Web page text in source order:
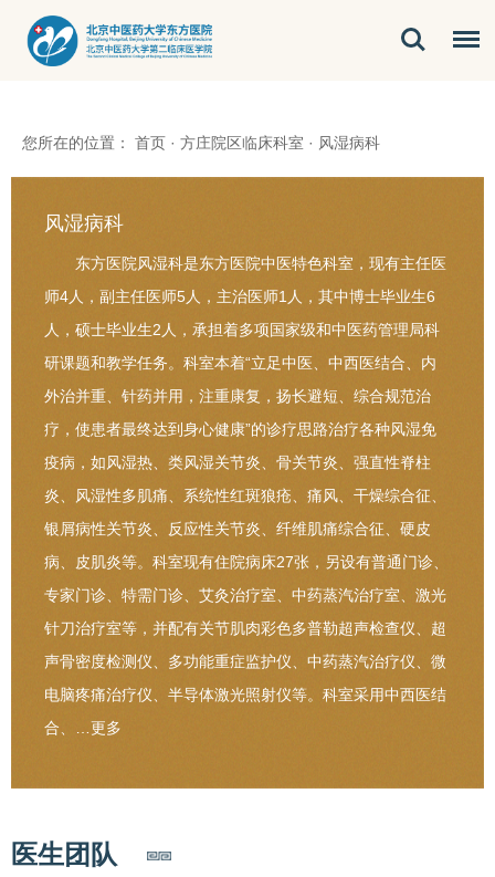
您所在的位置： 首页 · 方庄院区临床科室 · 风湿病科
风湿病科
东方医院风湿科是东方医院中医特色科室，现有主任医
师4人，副主任医师5人，主治医师1人，其中博士毕业生6
人，硕士毕业生2人，承担着多项国家级和中医药管理局科
研课题和教学任务。科室本着“立足中医、中西医结合、内
外治并重、针药并用，注重康复，扬长避短、综合规范治
疗，使患者最终达到身心健康”的诊疗思路治疗各种风湿免
疫病，如风湿热、类风湿关节炎、骨关节炎、强直性脊柱
炎、风湿性多肌痛、系统性红斑狼疮、痛风、干燥综合征、
银屑病性关节炎、反应性关节炎、纤维肌痛综合征、硬皮
病、皮肌炎等。科室现有住院病床27张，另设有普通门诊、
专家门诊、特需门诊、艾灸治疗室、中药蒸汽治疗室、激光
针刀治疗室等，并配有关节肌肉彩色多普勒超声检查仪、超
声骨密度检测仪、多功能重症监护仪、中药蒸汽治疗仪、微
电脑疼痛治疗仪、半导体激光照射仪等。科室采用中西医结
合、… 更多
医生团队